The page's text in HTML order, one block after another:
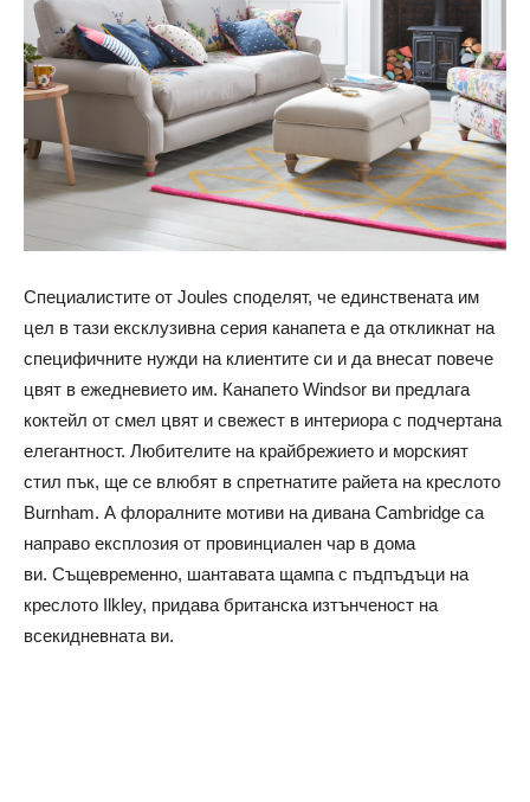
Специалистите от Joules споделят, че единствената им
цел в тази ексклузивна серия канапета е да откликнат на
специфичните нужди на клиентите си и да внесат повече
цвят в ежедневието им. Канапето Windsor ви предлага
коктейл от смел цвят и свежест в интериора с подчертана
елегантност. Любителите на крайбрежието и морският
стил пък, ще се влюбят в спретнатите райета на креслото
Burnham. А флоралните мотиви на дивана Cambridge са
направо експлозия от провинциален чар в дома
ви. Същевременно, шантавата щампа с пъдпъдъци на
креслото Ilkley, придава британска изтънченост на
всекидневната ви.